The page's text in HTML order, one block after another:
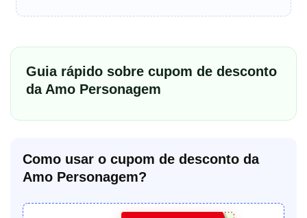
Guia rápido sobre cupom de desconto
da Amo Personagem
Como usar o cupom de desconto da
Amo Personagem?